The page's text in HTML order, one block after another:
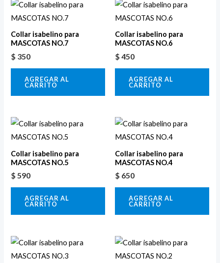
Collar isabelino para
MASCOTAS NO.7
$ 350
AGREGAR AL
CARRITO
Collar isabelino para
MASCOTAS NO.6
$ 450
AGREGAR AL
CARRITO
Collar isabelino para
MASCOTAS NO.5
$ 590
AGREGAR AL
CARRITO
Collar isabelino para
MASCOTAS NO.4
$ 650
AGREGAR AL
CARRITO